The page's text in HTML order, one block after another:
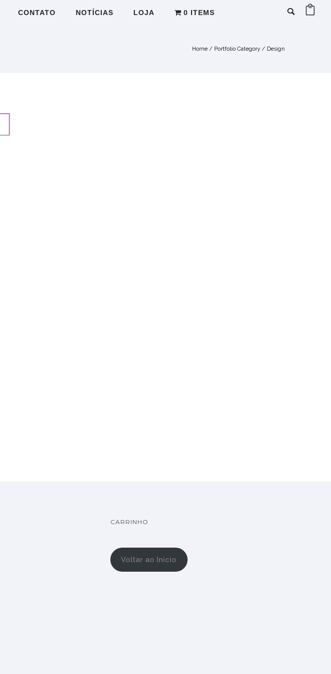
CONTATO NOTÍCIAS LOJA 0 ITEMS
Home / Portfolio Category / Design
CARRINHO
Voltar ao Início